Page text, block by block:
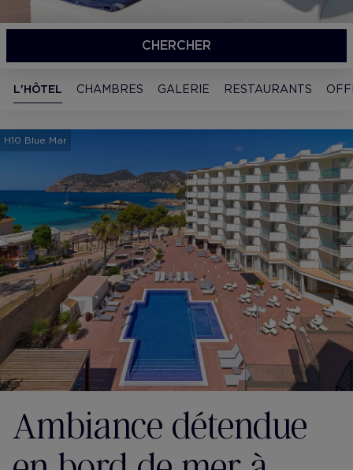
CHERCHER
L'HÔTEL CHAMBRES GALERIE RESTAURANTS
H10 Blue Mar
Ambiance détendue